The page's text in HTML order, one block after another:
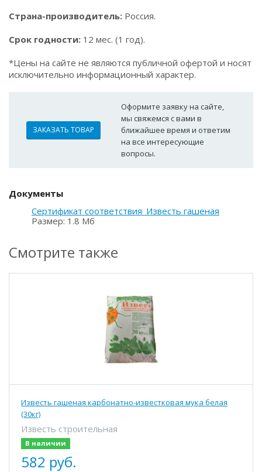
Страна-производитель: Россия.
Срок годности: 12 мес. (1 год).
*Цены на сайте не являются публичной офертой и носят
исключительно информационный характер.
ЗАКАЗАТЬ ТОВАР
Оформите заявку на сайте,
мы свяжемся с вами в
ближайшее время и ответим
на все интересующие
вопросы.
Документы
Сертификат соответствия_Известь гашеная
Размер: 1.8 Мб
Смотрите также
Известь гашеная карбонатно-известковая мука белая
(30кг)
Известь строительная
В наличии
582 руб.